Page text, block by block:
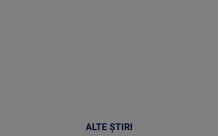
ALTE ȘTIRI